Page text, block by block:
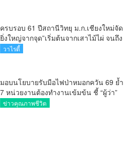
ครบรอบ 61 ปีสถานีวิทยุ ม.ก.เชียงใหม่จัด
ยิ่งใหญ่จากจุด”เริ่มต้นจากเสาไม้ไผ่ จนถึง
วันที่มี KURplus ในวันนี้”
วาไรตี้
มอบนโยบายรับมือไฟป่าหมอกควัน 69 ย้ำ
7 หน่วยงานต้องทำงานเข้มข้น ชี้ “ผู้ว่า”
คีย์แมนสำคัญทำปัญหาลด
ข่าวคุณภาพชีวิต